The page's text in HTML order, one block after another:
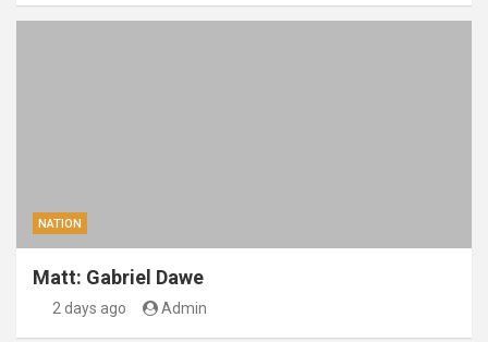
NATION
Matt: Gabriel Dawe
2 days ago Admin